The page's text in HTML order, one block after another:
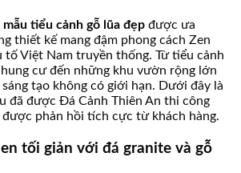
mẫu tiểu cảnh gỗ lũa đẹp được ưa
thiết kế mang đậm phong cách Zen
tố Việt Nam truyền thống. Từ tiểu cảnh
cư đến những khu vườn rộng lớn
tạo không có giới hạn. Dưới đây là
đã được Đá Cảnh Thiên An thi công
phản hồi tích cực từ khách hàng.
tối giản với đá granite và gỗ